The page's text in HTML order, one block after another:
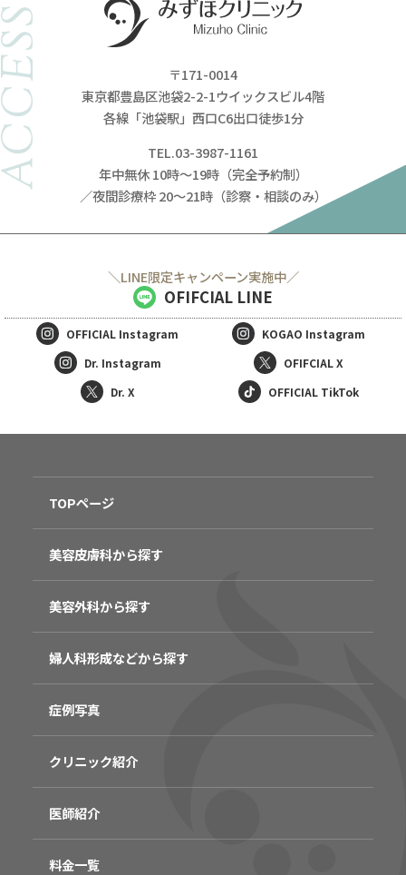
〒171-0014
東京都豊島区池袋2-2-1ウイックスビル4階
各線「池袋駅」西口C6出口徒歩1分
TEL.03-3987-1161
年中無休 10時～19時（完全予約制）
／夜間診療枠 20～21時（診察・相談のみ）
＼LINE限定キャンペーン実施中／
OFIFCIAL LINE
OFFICIAL Instagram KOGAO Instagram
Dr. Instagram
OFIFCIAL X
Dr. X
OFFICIAL TikTok
TOPページ
美容皮膚科から探す
美容外科から探す
婦人科形成などから探す
症例写真
クリニック紹介
医師紹介
料金一覧